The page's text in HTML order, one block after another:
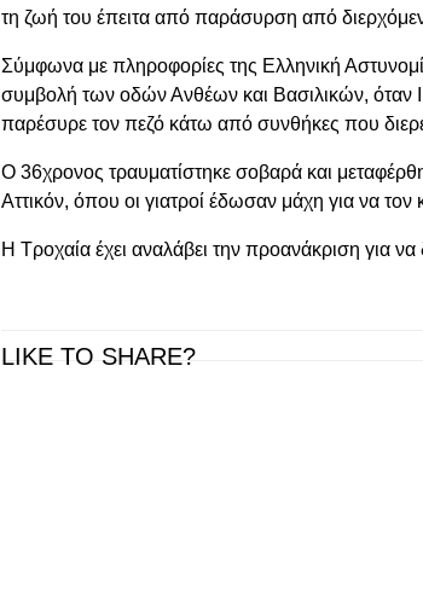
τη ζωή του έπειτα από παράσυρση από
Σύμφωνα με πληροφορίες της Ελληνική
συμβολή των οδών Ανθέων και Βασιλικών, όταν
παρέσυρε τον πεζό κάτω από συνθήκες που
Ο 36χρονος τραυματίστηκε σοβαρά και
Αττικόν, όπου οι γιατροί έδωσαν μάχη για να
Η Τροχαία έχει αναλάβει την προανάκριση για
LIKE TO SHARE?